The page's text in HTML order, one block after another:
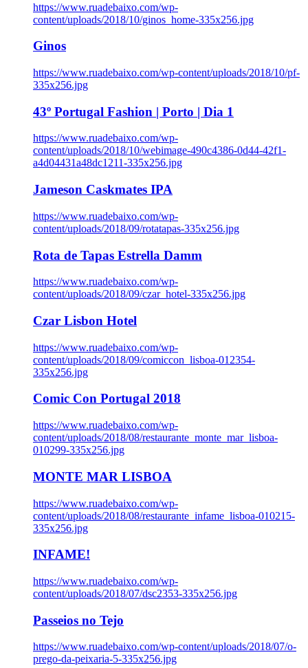
https://www.ruadebaixo.com/wp-
content/uploads/2018/10/ginos_home-335x256.jpg
Ginos
https://www.ruadebaixo.com/wp-content/uploads/2018/10/pf-
335x256.jpg
43º Portugal Fashion | Porto | Dia 1
https://www.ruadebaixo.com/wp-
content/uploads/2018/10/webimage-490c4386-0d44-42f1-
a4d04431a48dc1211-335x256.jpg
Jameson Caskmates IPA
https://www.ruadebaixo.com/wp-
content/uploads/2018/09/rotatapas-335x256.jpg
Rota de Tapas Estrella Damm
https://www.ruadebaixo.com/wp-
content/uploads/2018/09/czar_hotel-335x256.jpg
Czar Lisbon Hotel
https://www.ruadebaixo.com/wp-
content/uploads/2018/09/comiccon_lisboa-012354-
335x256.jpg
Comic Con Portugal 2018
https://www.ruadebaixo.com/wp-
content/uploads/2018/08/restaurante_monte_mar_lisboa-
010299-335x256.jpg
MONTE MAR LISBOA
https://www.ruadebaixo.com/wp-
content/uploads/2018/08/restaurante_infame_lisboa-010215-
335x256.jpg
INFAME!
https://www.ruadebaixo.com/wp-
content/uploads/2018/07/dsc2353-335x256.jpg
Passeios no Tejo
https://www.ruadebaixo.com/wp-content/uploads/2018/07/o-
prego-da-peixaria-5-335x256.jpg